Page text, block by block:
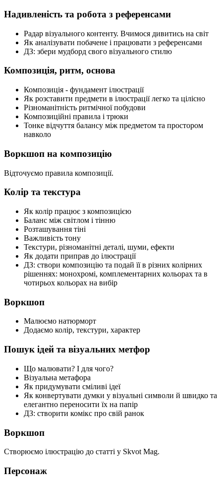
Надивленість та робота з референсами
Радар візуального контенту. Вчимося дивитись на світ
Як аналізувати побачене і працювати з референсами
ДЗ: збери мудборд свого візуального стилю
Композиція, ритм, основа
Композиція - фундамент ілюстрації
Як розставити предмети в ілюстрації легко та цілісно
Різноманітність ритмічної побудови
Композиційні правила і трюки
Тонке відчуття балансу між предметом та простором
навколо
Воркшоп на композицію
Відточуємо правила композиції.
Колір та текстура
Як колір працює з композицією
Баланс між світлом і тінню
Розташування тіні
Важливість тону
Текстури, різноманітні деталі, шуми, ефекти
Як додати приправ до ілюстрації
ДЗ: створи композицію та подай її в різних колірних
рішеннях: монохромі, комплементарних кольорах та в
чотирьох кольорах на вибір
Воркшоп
Малюємо натюрморт
Додаємо колір, текстури, характер
Пошук ідей та візуальних метфор
Що малювати? І для чого?
Візуальна метафора
Як придумувати сміливі ідеї
Як конвертувати думки у візуальні символи й швидко та
елегантно переносити їх на папір
ДЗ: створити комікс про свій ранок
Воркшоп
Створюємо ілюстрацію до статті у Skvot Mag.
Персонаж